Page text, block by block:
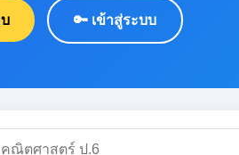
🔑 เข้าสู่ระบบ